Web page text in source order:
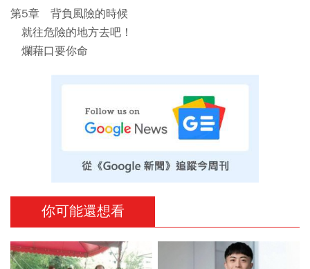
第5章 背負風險的時候
就往危險的地方去吧！
爛藉口要你命
你可能還想看